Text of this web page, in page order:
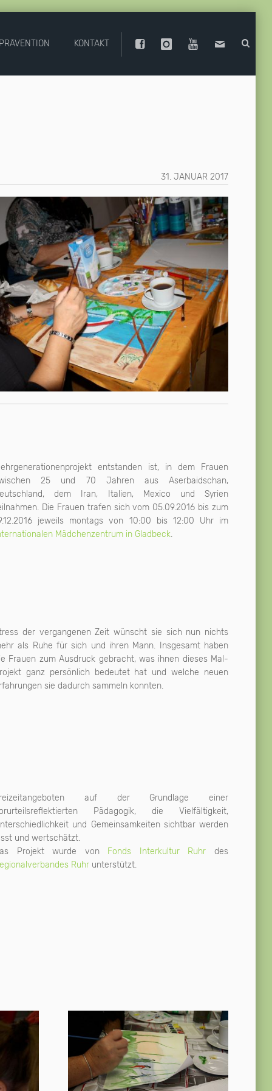
PRÄVENTION KONTAKT
31. JANUAR 2017
jeweils montags von 10:00 bis 12:00 Uhr im
Mädchenzentrum in Gladbeck.
der vergangenen Zeit wünscht sie sich nun nichts
sie dadurch sammeln konnten.
und wertschätzt.
Projekt wurde von
Fonds Interkultur Ruhr des
Ruhr unterstützt.